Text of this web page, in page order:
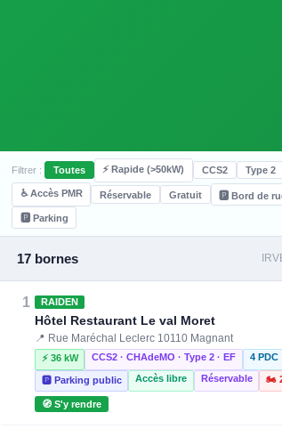
Filtrer : Toutes ⚡ Rapide (>50kW) CCS2 Type 2
♿ Accès PMR Réservable Gratuit 🅿️ Bord de
🅿️ Parking
17 bornes
1 RAIDEN
Hôtel Restaurant Le val Moret
📍 Rue Maréchal Leclerc 10110 Magnant
⚡ 36 kW CCS2 · CHAdeMO · Type 2 · EF 4 PDC
🅿️ Parking public Accès libre Réservable 🏍️
🧭 S'y rendre